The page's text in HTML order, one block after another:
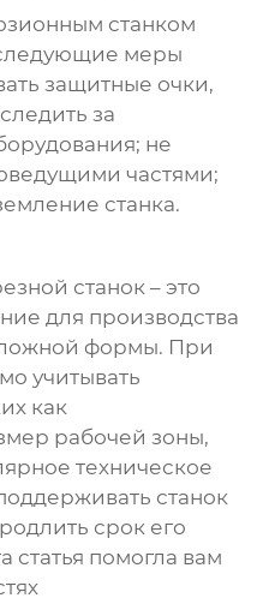
станком
меры
защитные очки,
за
не
частями;
станка.
станок – это
для производства
формы. При
учитывать
как
рабочей зоны,
техническое
станок
срок его
статья помогла вам